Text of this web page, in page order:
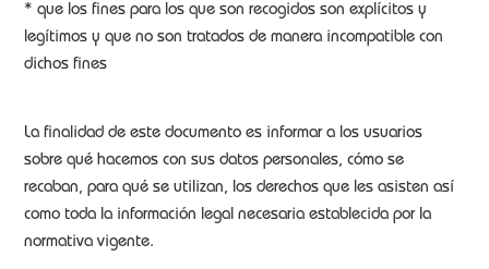
* que los fines para los que son recogidos son explícitos y
legítimos y que no son tratados de manera incompatible con
dichos fines
La finalidad de este documento es informar a los usuarios
sobre qué hacemos con sus datos personales, cómo se
recaban, para qué se utilizan, los derechos que les asisten así
como toda la información legal necesaria establecida por la
normativa vigente.